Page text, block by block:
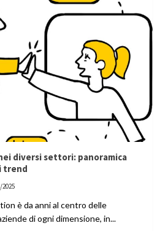
diversi settori: panoramica
trend
2025
è da anni al centro delle
di ogni dimensione, in...